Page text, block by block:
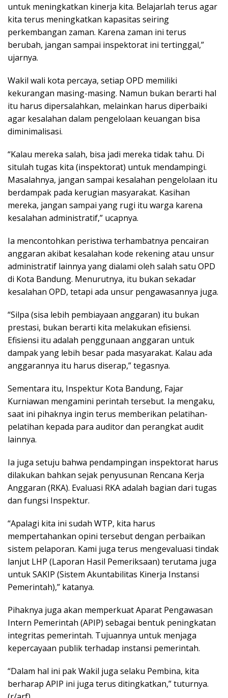
untuk meningkatkan kinerja kita. Belajarlah terus agar
kita terus meningkatkan kapasitas seiring
perkembangan zaman. Karena zaman ini terus
berubah, jangan sampai inspektorat ini tertinggal,”
ujarnya.
Wakil wali kota percaya, setiap OPD memiliki
kekurangan masing-masing. Namun bukan berarti hal
itu harus dipersalahkan, melainkan harus diperbaiki
agar kesalahan dalam pengelolaan keuangan bisa
diminimalisasi.
“Kalau mereka salah, bisa jadi mereka tidak tahu. Di
situlah tugas kita (inspektorat) untuk mendampingi.
Masalahnya, jangan sampai kesalahan pengelolaan itu
berdampak pada kerugian masyarakat. Kasihan
mereka, jangan sampai yang rugi itu warga karena
kesalahan administratif,” ucapnya.
Ia mencontohkan peristiwa terhambatnya pencairan
anggaran akibat kesalahan kode rekening atau unsur
administratif lainnya yang dialami oleh salah satu OPD
di Kota Bandung. Menurutnya, itu bukan sekadar
kesalahan OPD, tetapi ada unsur pengawasannya juga.
“Silpa (sisa lebih pembiayaan anggaran) itu bukan
prestasi, bukan berarti kita melakukan efisiensi.
Efisiensi itu adalah penggunaan anggaran untuk
dampak yang lebih besar pada masyarakat. Kalau ada
anggarannya itu harus diserap,” tegasnya.
Sementara itu, Inspektur Kota Bandung, Fajar
Kurniawan mengamini perintah tersebut. Ia mengaku,
saat ini pihaknya ingin terus memberikan pelatihan-
pelatihan kepada para auditor dan perangkat audit
lainnya.
Ia juga setuju bahwa pendampingan inspektorat harus
dilakukan bahkan sejak penyusunan Rencana Kerja
Anggaran (RKA). Evaluasi RKA adalah bagian dari tugas
dan fungsi Inspektur.
“Apalagi kita ini sudah WTP, kita harus
mempertahankan opini tersebut dengan perbaikan
sistem pelaporan. Kami juga terus mengevaluasi tindak
lanjut LHP (Laporan Hasil Pemeriksaan) terutama juga
untuk SAKIP (Sistem Akuntabilitas Kinerja Instansi
Pemerintah),” katanya.
Pihaknya juga akan memperkuat Aparat Pengawasan
Intern Pemerintah (APIP) sebagai bentuk peningkatan
integritas pemerintah. Tujuannya untuk menjaga
kepercayaan publik terhadap instansi pemerintah.
“Dalam hal ini pak Wakil juga selaku Pembina, kita
berharap APIP ini juga terus ditingkatkan,” tuturnya.